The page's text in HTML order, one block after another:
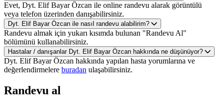
Evet, Dyt. Elif Bayar Özcan ile online randevu alarak görüntülü
veya telefon üzerinden danışabilirsiniz.
Dyt. Elif Bayar Özcan ile nasıl randevu alabilirim?
Randevu almak için yukarı kısımda bulunan "Randevu Al"
bölümünü kullanabilirsiniz.
Hastalar / danışanlar Dyt. Elif Bayar Özcan hakkında ne düşünüyor?
Dyt. Elif Bayar Özcan hakkında yapılan hasta yorumlarına ve
değerlendirmelere buradan ulaşabilirsiniz.
Randevu al